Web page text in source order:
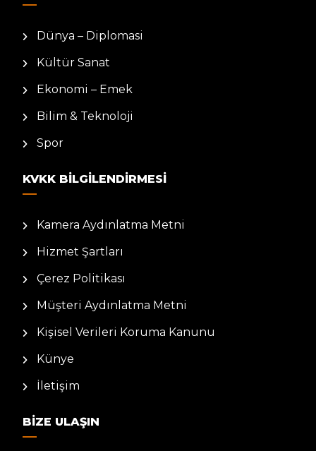
Dünya – Diplomasi
Kültür Sanat
Ekonomi – Emek
Bilim & Teknoloji
Spor
KVKK BILGILENDIRMESI
Kamera Aydınlatma Metni
Hizmet Şartları
Çerez Politikası
Müşteri Aydınlatma Metni
Kişisel Verileri Koruma Kanunu
Künye
İletişim
BIZE ULAŞIN